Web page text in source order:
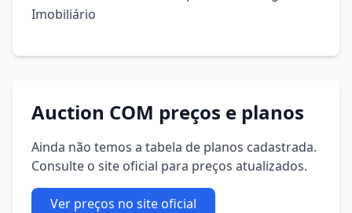
Imobiliário
Auction COM preços e planos
Ainda não temos a tabela de planos cadastrada.
Consulte o site oficial para preços atualizados.
Ver preços no site oficial